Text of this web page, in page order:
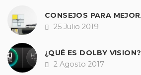
Fecha
25 Julio 2019
¿QUÉ ES DOLBY VISION?
Fecha
2 Agosto 2017